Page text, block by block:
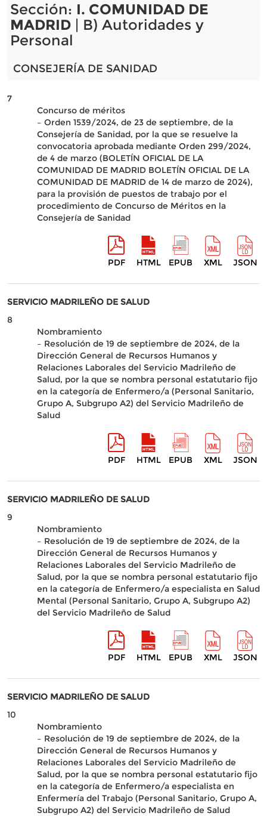
Sección: I. COMUNIDAD DE
MADRID| B) Autoridades y
Personal
CONSEJERÍA DE SANIDAD
7
Concurso de méritos
– Orden 1539/2024, de 23 de septiembre, de la
Consejería de Sanidad, por la que se resuelve la
convocatoria aprobada mediante Orden 299/2024,
de 4 de marzo (BOLETÍN OFICIAL DE LA
COMUNIDAD DE MADRID BOLETÍN OFICIAL DE LA
COMUNIDAD DE MADRID de 14 de marzo de 2024),
para la provisión de puestos de trabajo por el
procedimiento de Concurso de Méritos en la
Consejería de Sanidad
PDF HTML EPUB XML JSON
SERVICIO MADRILEÑO DE SALUD
8
Nombramiento
– Resolución de 19 de septiembre de 2024, de la
Dirección General de Recursos Humanos y
Relaciones Laborales del Servicio Madrileño de
Salud, por la que se nombra personal estatutario fijo
en la categoría de Enfermero/a (Personal Sanitario,
Grupo A, Subgrupo A2) del Servicio Madrileño de
Salud
PDF HTML EPUB XML JSON
SERVICIO MADRILEÑO DE SALUD
9
Nombramiento
– Resolución de 19 de septiembre de 2024, de la
Dirección General de Recursos Humanos y
Relaciones Laborales del Servicio Madrileño de
Salud, por la que se nombra personal estatutario fijo
en la categoría de Enfermero/a especialista en Salud
Mental (Personal Sanitario, Grupo A, Subgrupo A2)
del Servicio Madrileño de Salud
PDF HTML EPUB XML JSON
SERVICIO MADRILEÑO DE SALUD
10
Nombramiento
– Resolución de 19 de septiembre de 2024, de la
Dirección General de Recursos Humanos y
Relaciones Laborales del Servicio Madrileño de
Salud, por la que se nombra personal estatutario fijo
en la categoría de Enfermero/a especialista en
Enfermería del Trabajo (Personal Sanitario, Grupo A,
Subgrupo A2) del Servicio Madrileño de Salud